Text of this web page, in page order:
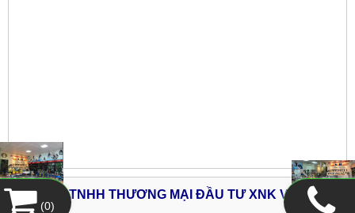
CÔNG TY TNHH THƯƠNG MẠI ĐẦU TƯ XNK V&H
(0)